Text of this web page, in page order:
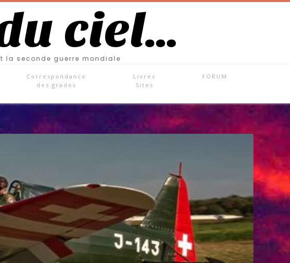
ciel…
la seconde guerre mondiale
Correspondance
des grades
Livres
Sites
FORUM